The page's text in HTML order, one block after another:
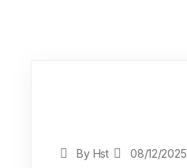
By Hst 08/12/2025